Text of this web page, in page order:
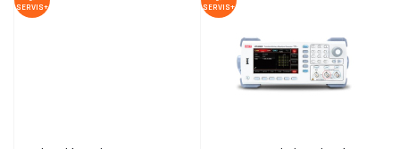
SERVIS+ SERVIS+